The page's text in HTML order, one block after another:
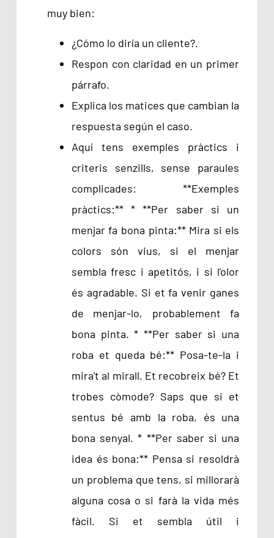
muy bien:
¿Cómo lo diría un cliente?.
Respon con claridad en un primer
párrafo.
Explica los matices que cambian la
respuesta según el caso.
Aquí tens exemples pràctics i
criteris senzills, sense paraules
complicades: **Exemples
pràctics:** * **Per saber si un
menjar fa bona pinta:** Mira si els
colors són vius, si el menjar
sembla fresc i apetitós, i si l'olor
és agradable. Si et fa venir ganes
de menjar-lo, probablement fa
bona pinta. * **Per saber si una
roba et queda bé:** Posa-te-la i
mira't al mirall. Et recobreix bé? Et
trobes còmode? Saps que si et
sentus bé amb la roba, és una
bona senyal. * **Per saber si una
idea és bona:** Pensa si resoldrà
un problema que tens, si millorarà
alguna cosa o si farà la vida més
fàcil. Si et sembla útil i